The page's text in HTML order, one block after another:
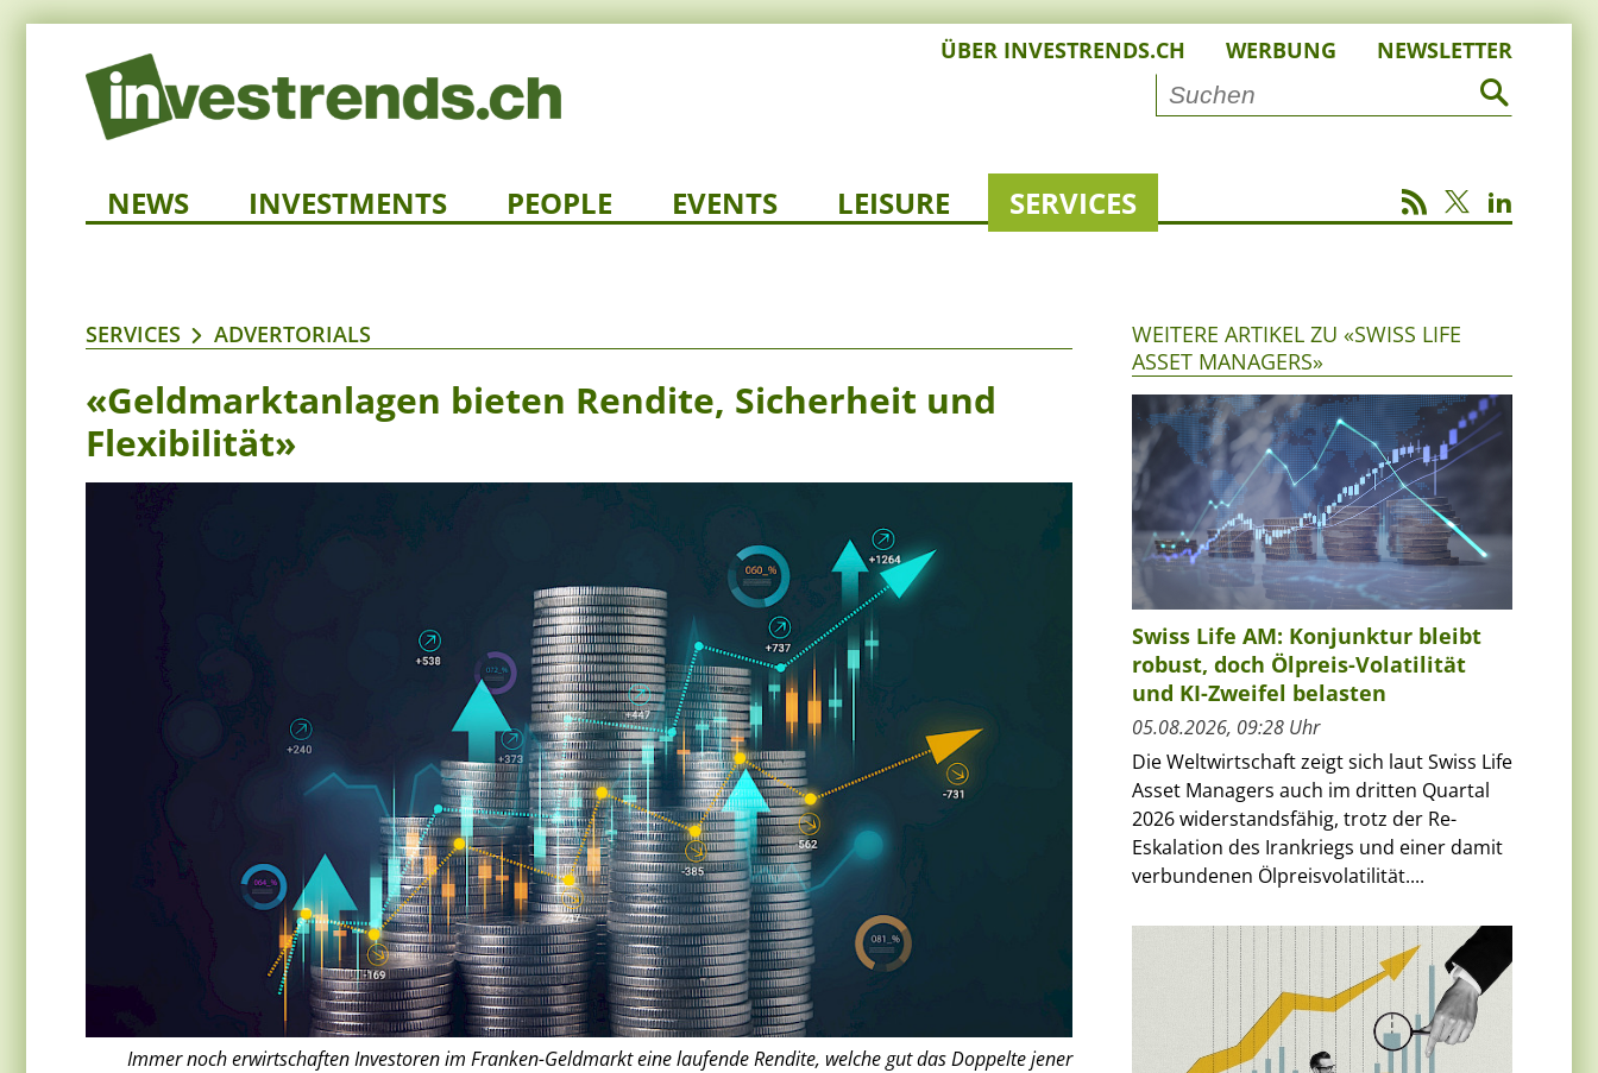
ÜBER INVESTRENDS.CH WERBUNG NEWSLETTER
NEWS INVESTMENTS PEOPLE EVENTS LEISURE SERVICES
SERVICES ADVERTORIALS
«Geldmarktanlagen bieten Rendite, Sicherheit und
Flexibilität»
Immer noch erwirtschaften Investoren im Franken-Geldmarkt eine laufende Rendite, welche gut das Doppelte jener
WEITERE ARTIKEL ZU «SWISS LIFE
ASSET MANAGERS»
Swiss Life AM: Konjunktur bleibt
robust, doch Ölpreis-Volatilität
und KI-Zweifel belasten
05.08.2026, 09:28 Uhr
Die Weltwirtschaft zeigt sich laut Swiss Life
Asset Managers auch im dritten Quartal
2026 widerstandsfähig, trotz der Re-
Eskalation des Irankriegs und einer damit
verbundenen Ölpreisvolatilität....